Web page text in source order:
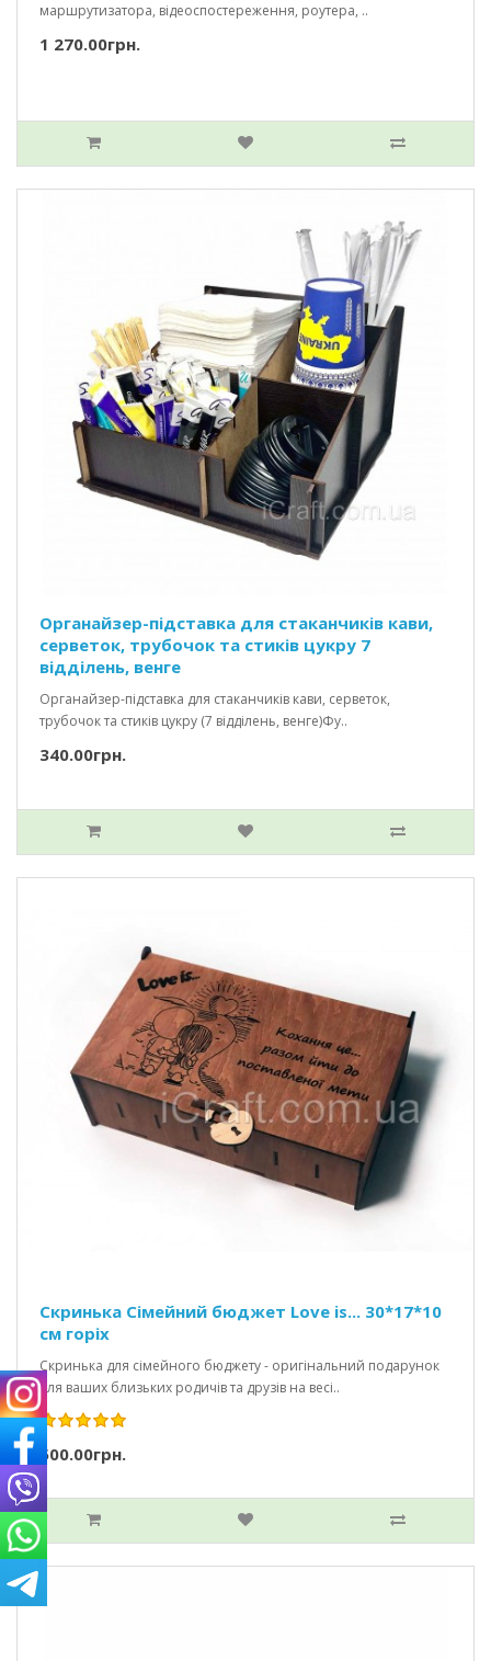
маршрутизатора, відеоспостереження, роутера, ..
1 270.00грн.
Органайзер-підставка для стаканчиків кави,
серветок, трубочок та стиків цукру 7
відділень, венге
Органайзер-підставка для стаканчиків кави, серветок,
трубочок та стиків цукру (7 відділень, венге)Фу..
340.00грн.
Скринька Сімейний бюджет Love is... 30*17*10
см горіх
Скринька для сімейного бюджету - оригінальний подарунок
для ваших близьких родичів та друзів на весі..
500.00грн.